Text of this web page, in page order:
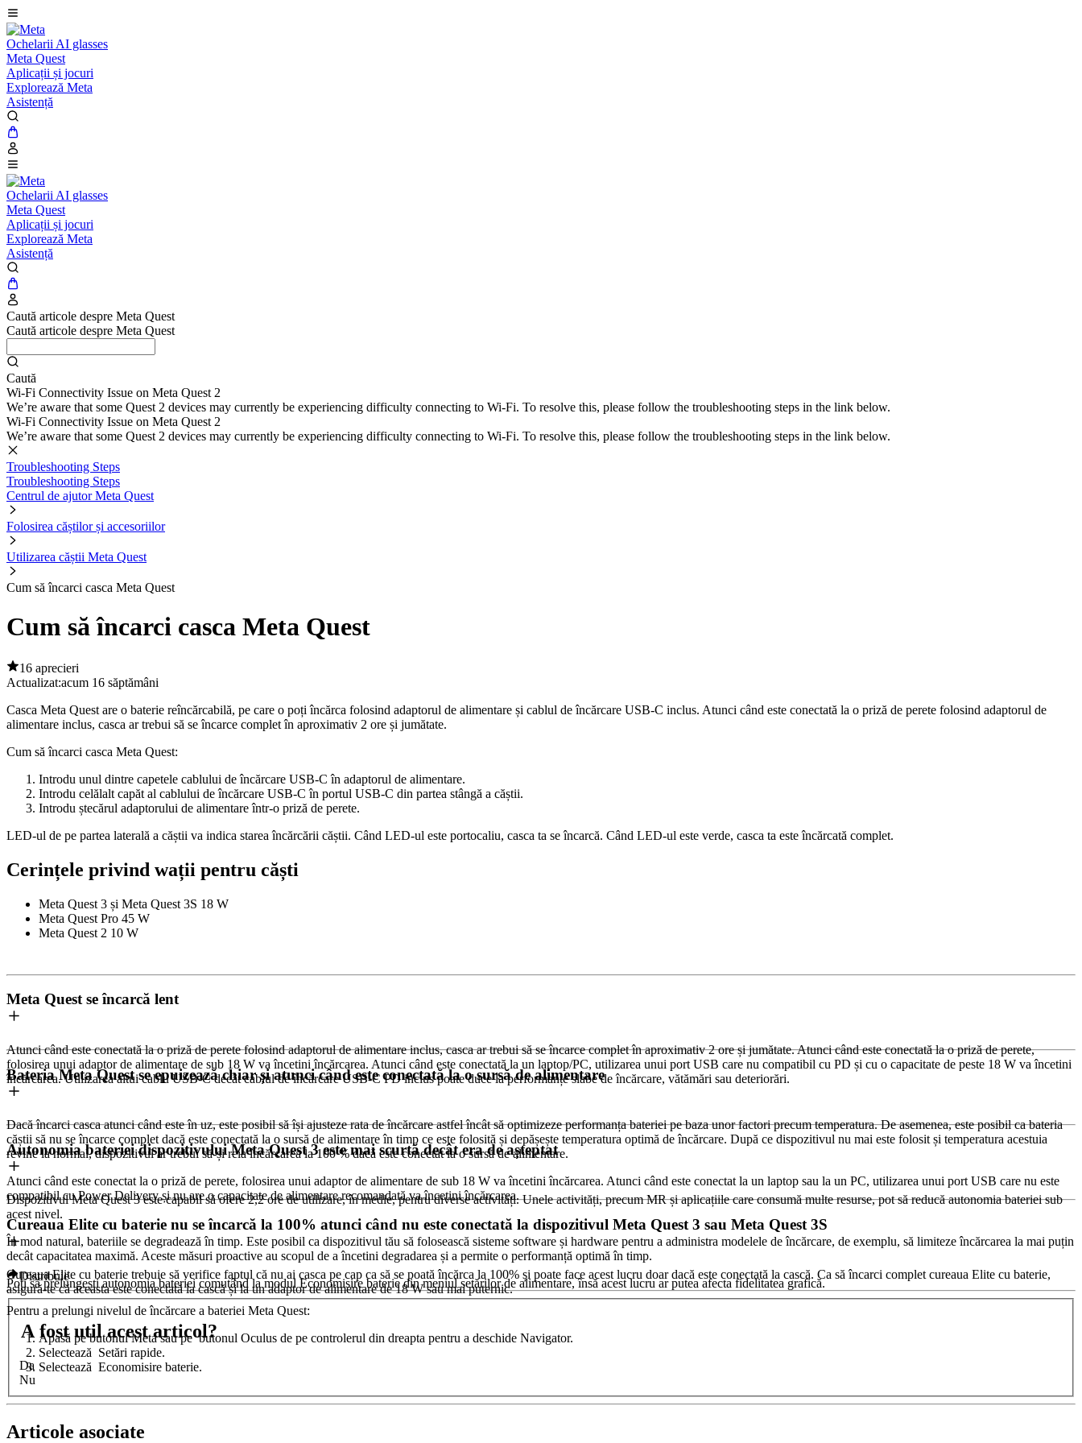
Ochelarii AI glasses
Meta Quest
Aplicații și jocuri
Explorează Meta
Asistență
Ochelarii AI glasses
Meta Quest
Aplicații și jocuri
Explorează Meta
Asistență
Caută articole despre Meta Quest
Caută articole despre Meta Quest
Caută
Wi-Fi Connectivity Issue on Meta Quest 2
We’re aware that some Quest 2 devices may currently be experiencing difficulty connecting to Wi-Fi. To resolve this, please follow the troubleshooting steps in the link below.
Wi-Fi Connectivity Issue on Meta Quest 2
We’re aware that some Quest 2 devices may currently be experiencing difficulty connecting to Wi-Fi. To resolve this, please follow the troubleshooting steps in the link below.
Troubleshooting Steps
Troubleshooting Steps
Centrul de ajutor Meta Quest
Folosirea căștilor și accesoriilor
Utilizarea căștii Meta Quest
Cum să încarci casca Meta Quest
Cum să încarci casca Meta Quest
16 aprecieri
Actualizat:acum 16 săptămâni
Casca Meta Quest are o baterie reîncărcabilă, pe care o poți încărca folosind adaptorul de alimentare și cablul de încărcare USB-C inclus. Atunci când este conectată la o priză de perete folosind adaptorul de
alimentare inclus, casca ar trebui să se încarce complet în aproximativ 2 ore și jumătate.
Cum să încarci casca Meta Quest:
Introdu unul dintre capetele cablului de încărcare USB-C în adaptorul de alimentare.
Introdu celălalt capăt al cablului de încărcare USB-C în portul USB-C din partea stângă a căștii.
Introdu ștecărul adaptorului de alimentare într-o priză de perete.
LED-ul de pe partea laterală a căștii va indica starea încărcării căștii. Când LED-ul este portocaliu, casca ta se încarcă. Când LED-ul este verde, casca ta este încărcată complet.
Cerințele privind wații pentru căști
Meta Quest 3 și Meta Quest 3S 18 W
Meta Quest Pro 45 W
Meta Quest 2 10 W
Meta Quest se încarcă lent
Atunci când este conectată la o priză de perete folosind adaptorul de alimentare inclus, casca ar trebui să se încarce complet în aproximativ 2 ore și jumătate. Atunci când este conectată la o priză de perete,
folosirea unui adaptor de alimentare de sub 18 W va încetini încărcarea. Atunci când este conectată la un laptop/PC, utilizarea unui port USB care nu compatibil cu PD și cu o capacitate de peste 18 W va încetini
încărcarea. Utilizarea altui cablu USB-C decât cablul de încărcare USB-C PD inclus poate duce la performanțe slabe de încărcare, vătămări sau deteriorări.
Bateria Meta Quest se epuizează chiar și atunci când este conectată la o sursă de alimentare
Dacă încarci casca atunci când este în uz, este posibil să își ajusteze rata de încărcare astfel încât să optimizeze performanța bateriei pe baza unor factori precum temperatura. De asemenea, este posibil ca bateria
căștii să nu se încarce complet dacă este conectată la o sursă de alimentare în timp ce este folosită și depășește temperatura optimă de încărcare. După ce dispozitivul nu mai este folosit și temperatura acestuia
revine la normal, dispozitivul ar trebui să-și reia încărcarea la 100 % dacă este conectat la o sursă de alimentare.
Atunci când este conectat la o priză de perete, folosirea unui adaptor de alimentare de sub 18 W va încetini încărcarea. Atunci când este conectat la un laptop sau la un PC, utilizarea unui port USB care nu este
compatibil cu Power Delivery și nu are o capacitate de alimentare recomandată va încetini încărcarea.
Autonomia bateriei dispozitivului Meta Quest 3 este mai scurtă decât era de așteptat
Dispozitivul Meta Quest 3 este capabil să ofere 2,2 ore de utilizare, în medie, pentru diverse activități. Unele activități, precum MR și aplicațiile care consumă multe resurse, pot să reducă autonomia bateriei sub
acest nivel.
În mod natural, bateriile se degradează în timp. Este posibil ca dispozitivul tău să folosească sisteme software și hardware pentru a administra modelele de încărcare, de exemplu, să limiteze încărcarea la mai puțin
decât capacitatea maximă. Aceste măsuri proactive au scopul de a încetini degradarea și a permite o performanță optimă în timp.
Poți să prelungești autonomia bateriei comutând la modul Economisire baterie din meniul setărilor de alimentare, însă acest lucru ar putea afecta fidelitatea grafică.
Pentru a prelungi nivelul de încărcare a bateriei Meta Quest:
Apasă pebutonul Metasau pebutonul Oculus de pe controlerul din dreapta pentru a deschide Navigator.
Selectează Setări rapide.
Selectează Economisire baterie.
Cureaua Elite cu baterie nu se încarcă la 100% atunci când nu este conectată la dispozitivul Meta Quest 3 sau Meta Quest 3S
Cureaua Elite cu baterie trebuie să verifice faptul că nu ai casca pe cap ca să se poată încărca la 100% și poate face acest lucru doar dacă este conectată la cască. Ca să încarci complet cureaua Elite cu baterie,
asigură-te că aceasta este conectată la cască și la un adaptor de alimentare de 18 W sau mai puternic.
Distribuie
A fost util acest articol?
Da
Nu
Articole asociate